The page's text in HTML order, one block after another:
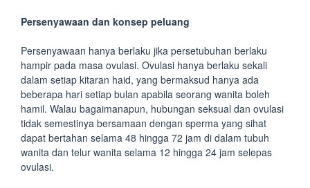
Persenyawaan dan konsep peluang
Persenyawaan hanya berlaku jika persetubuhan berlaku
hampir pada masa ovulasi. Ovulasi hanya berlaku sekali
dalam setiap kitaran haid, yang bermaksud hanya ada
beberapa hari setiap bulan apabila seorang wanita boleh
hamil. Walau bagaimanapun, hubungan seksual dan ovulasi
tidak semestinya bersamaan dengan sperma yang sihat
dapat bertahan selama 48 hingga 72 jam di dalam tubuh
wanita dan telur wanita selama 12 hingga 24 jam selepas
ovulasi.